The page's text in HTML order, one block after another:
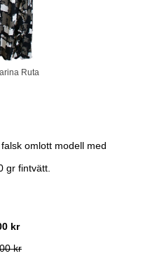
Ruta
omlott modell med
gr fintvätt.
kr
kr